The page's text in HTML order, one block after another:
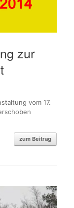
zur
vom 17.
zum Beitrag